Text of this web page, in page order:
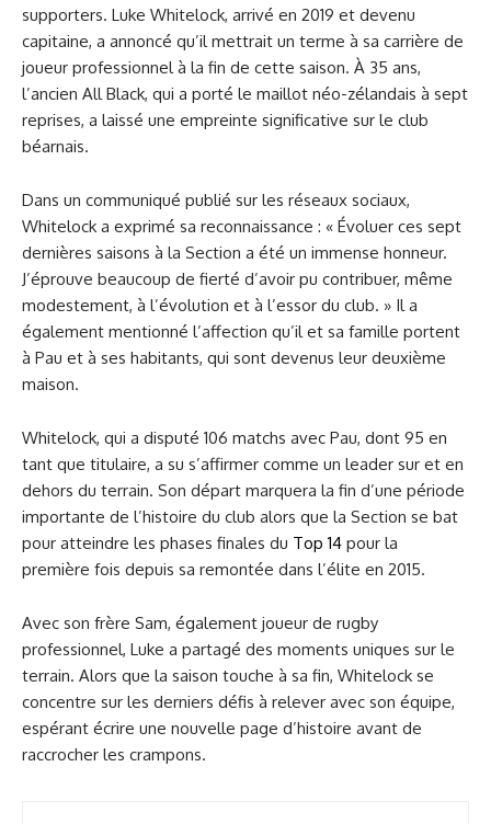
supporters. Luke Whitelock, arrivé en 2019 et devenu
capitaine, a annoncé qu’il mettrait un terme à sa carrière de
joueur professionnel à la fin de cette saison. À 35 ans,
l’ancien All Black, qui a porté le maillot néo-zélandais à sept
reprises, a laissé une empreinte significative sur le club
béarnais.
Dans un communiqué publié sur les réseaux sociaux,
Whitelock a exprimé sa reconnaissance : « Évoluer ces sept
dernières saisons à la Section a été un immense honneur.
J’éprouve beaucoup de fierté d’avoir pu contribuer, même
modestement, à l’évolution et à l’essor du club. » Il a
également mentionné l’affection qu’il et sa famille portent
à Pau et à ses habitants, qui sont devenus leur deuxième
maison.
Whitelock, qui a disputé 106 matchs avec Pau, dont 95 en
tant que titulaire, a su s’affirmer comme un leader sur et en
dehors du terrain. Son départ marquera la fin d’une période
importante de l’histoire du club alors que la Section se bat
pour atteindre les phases finales du Top 14 pour la
première fois depuis sa remontée dans l’élite en 2015.
Avec son frère Sam, également joueur de rugby
professionnel, Luke a partagé des moments uniques sur le
terrain. Alors que la saison touche à sa fin, Whitelock se
concentre sur les derniers défis à relever avec son équipe,
espérant écrire une nouvelle page d’histoire avant de
raccrocher les crampons.